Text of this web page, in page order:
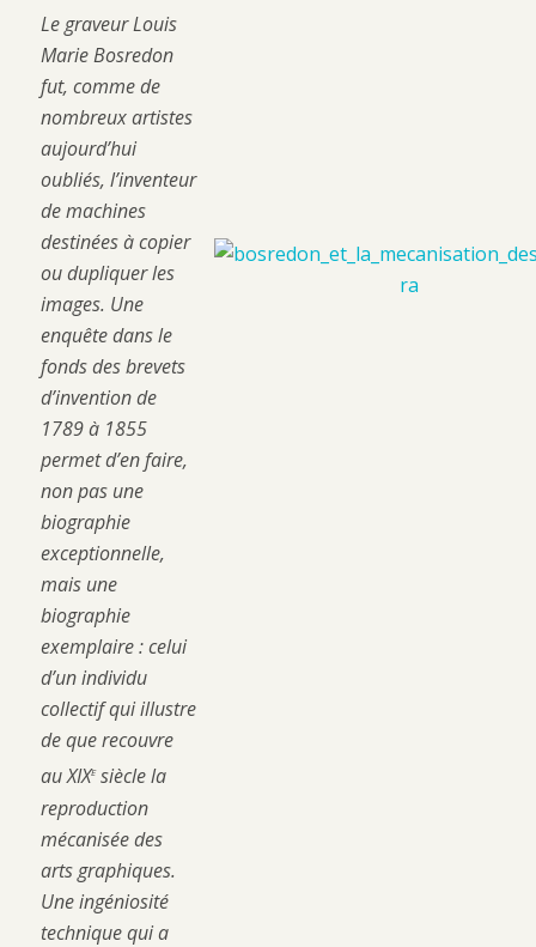
Le graveur Louis
Marie Bosredon
fut, comme de
nombreux artistes
aujourd’hui
oubliés, l’inventeur
de machines
destinées à copier
ou dupliquer les
images. Une
enquête dans le
fonds des brevets
d’invention de
1789 à 1855
permet d’en faire,
non pas une
biographie
exceptionnelle,
mais une
biographie
exemplaire : celui
d’un individu
collectif qui illustre
de que recouvre
au XIXesiècle la
reproduction
mécanisée des
arts graphiques.
Une ingéniosité
technique qui a